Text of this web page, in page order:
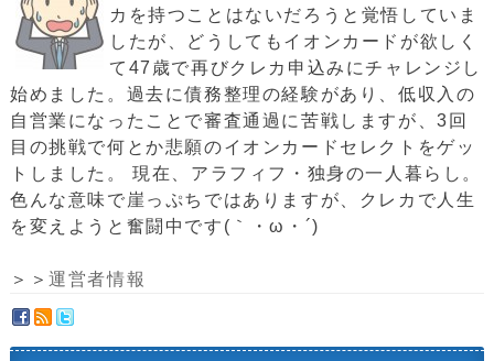
カを持つことはないだろうと覚悟していま
したが、どうしてもイオンカードが欲しく
て47歳で再びクレカ申込みにチャレンジし
始めました。過去に債務整理の経験があり、低収入の
自営業になったことで審査通過に苦戦しますが、3回
目の挑戦で何とか悲願のイオンカードセレクトをゲッ
トしました。 現在、アラフィフ・独身の一人暮らし。
色んな意味で崖っぷちではありますが、クレカで人生
を変えようと奮闘中です(｀・ω・´)ゞ
＞＞運営者情報